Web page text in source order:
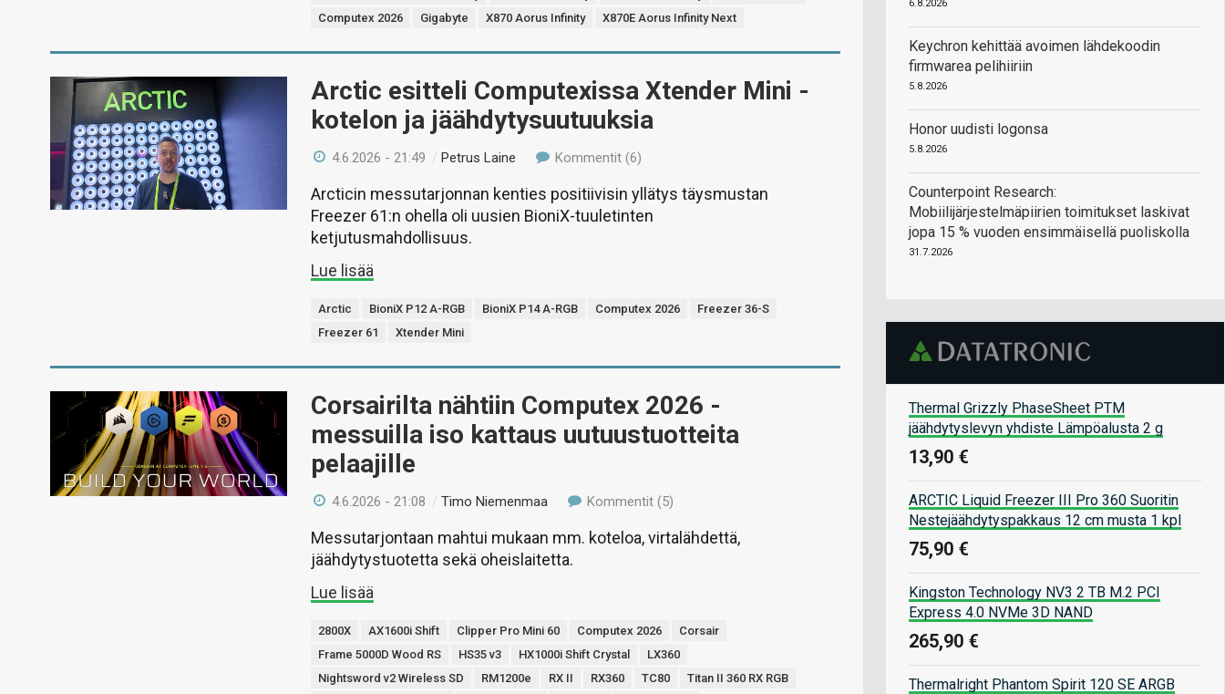
Computex 2026
Gigabyte X870 Aorus Infinity X870E Aorus Infinity Next
Arctic esitteli Computexissa Xtender Mini -
kotelon ja jäähdytysuutuuksia
4.6.2026 - 21:49 /Petrus Laine Kommentit (6)
Arcticin messutarjonnan kenties positiivisin yllätys täysmustan
Freezer 61:n ohella oli uusien BioniX-tuuletinten
ketjutusmahdollisuus.
Lue lisää
Arctic BioniX P12 A-RGB BioniX P14 A-RGB Computex 2026
Freezer 36-S
Freezer 61
Xtender Mini
Corsairilta nähtiin Computex 2026 -
messuilla iso kattaus uutuustuotteita
pelaajille
4.6.2026 - 21:08 /Timo Niemenmaa Kommentit (5)
Messutarjontaan mahtui mukaan mm. koteloa, virtalähdettä,
jäähdytystuotetta sekä oheislaitetta.
Lue lisää
2800X AX1600i Shift Clipper Pro Mini 60 Computex 2026
Corsair
Frame 5000D Wood RS
HS35 v3 HX1000i Shift Crystal
LX360
Nightsword v2 Wireless SD
RM1200e RX II RX360 TC80
Titan II 360 RX RGB
6.8.2026
Keychron kehittää avoimen lähdekoodin
firmwarea pelihiiriin
5.8.2026
Honor uudisti logonsa
5.8.2026
Counterpoint Research:
Mobiilijärjestelmäpiirien toimitukset laskivat
jopa 15 % vuoden ensimmäisellä puoliskolla
31.7.2026
Thermal Grizzly PhaseSheet PTM
jäähdytyslevyn yhdiste Lämpöalusta 2 g
13,90 €
ARCTIC Liquid Freezer III Pro 360 Suoritin
Nestejäähdytyspakkaus 12 cm musta 1 kpl
75,90 €
Kingston Technology NV3 2 TB M.2 PCI
Express 4.0 NVMe 3D NAND
265,90 €
Thermalright Phantom Spirit 120 SE ARGB